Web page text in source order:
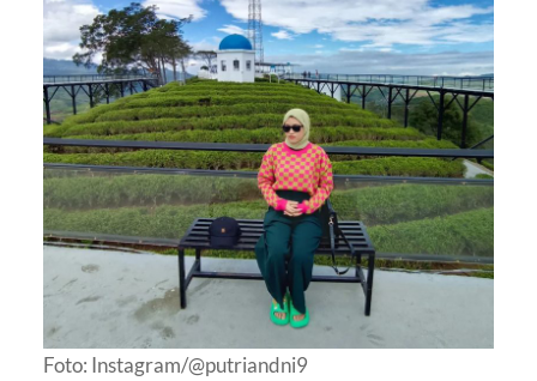
Foto: Instagram/@putriandni9